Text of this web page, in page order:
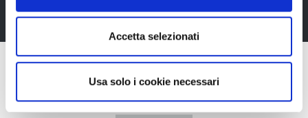
Accetta selezionati
Usa solo i cookie necessari